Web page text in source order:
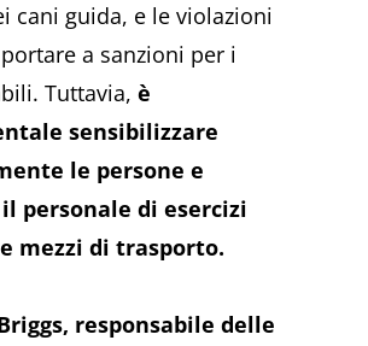
cani guida, e le violazioni
a sanzioni per i
Tuttavia,è
sensibilizzare
le persone e
personale di esercizi
mezzi di trasporto.
responsabile delle